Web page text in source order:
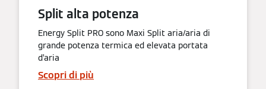
Split alta potenza
Energy Split PRO sono Maxi Split aria/aria di
grande potenza termica ed elevata portata
d’aria
Scopri di più